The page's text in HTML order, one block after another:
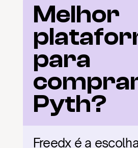
Melhor
para
Pyth?
Freedx é a